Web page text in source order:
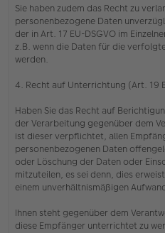
Sie haben zudem das Recht zu
personenbezogene Daten
der in Art. 17 EU-DSGVO im
z.B. wenn die Daten für die
werden.
4. Recht auf Unterrichtung (Art. 19
Haben Sie das Recht auf
der Verarbeitung gegenüber dem
ist dieser verpflichtet, allen
personenbezogenen Daten
oder Löschung der Daten oder
mitzuteilen, es sei denn, dies
einem unverhältnismäßigen
Ihnen steht gegenüber dem
diese Empfänger unterrichtet zu